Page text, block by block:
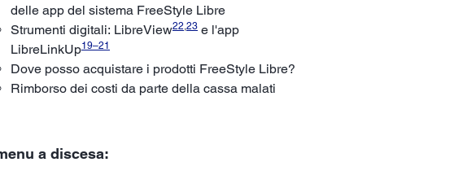
delle app del sistema FreeStyle Libre
Strumenti digitali: LibreView22,23 e l'app
LibreLinkUp19–21
Dove posso acquistare i prodotti FreeStyle Libre?
Rimborso dei costi da parte della cassa malati
a discesa: